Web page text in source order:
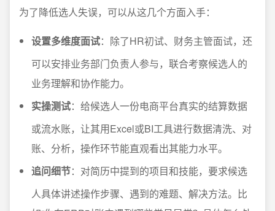
为了降低选人失误，可以从这几个方面入手：
设置多维度面试：除了HR初试、财务主管面试，还
可以安排业务部门负责人参与，联合考察候选人的
业务理解和协作能力。
实操测试：给候选人一份电商平台真实的结算数据
或流水账，让其用Excel或BI工具进行数据清洗、对
账、分析，操作环节能直观看出其能力水平。
追问细节：对简历中提到的项目和技能，要求候选
人具体讲述操作步骤、遇到的难题、解决方法。比